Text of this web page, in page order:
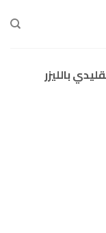
بالليزر